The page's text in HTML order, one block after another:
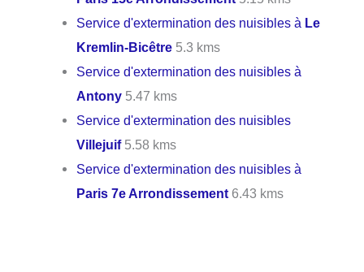
Service d'extermination des nuisibles à Le
Kremlin-Bicêtre 5.3 kms
Service d'extermination des nuisibles à
Antony 5.47 kms
Service d'extermination des nuisibles
Villejuif5.58 kms
Service d'extermination des nuisibles à
Paris 7e Arrondissement 6.43 kms